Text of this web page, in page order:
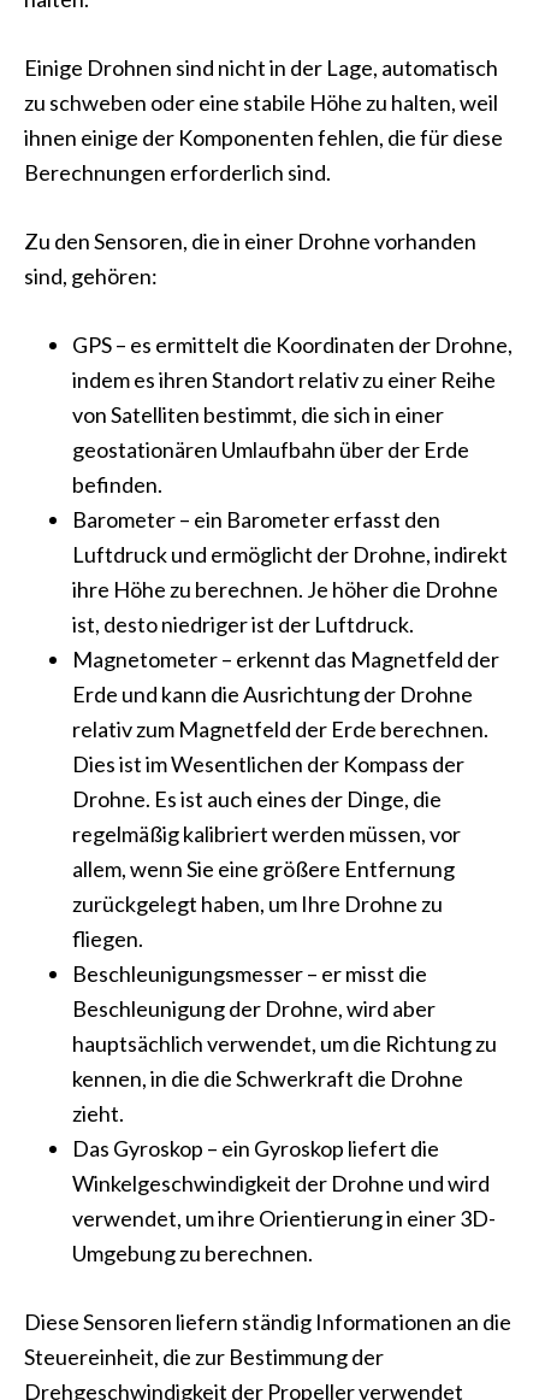
Einige Drohnen sind nicht in der Lage, automatisch
zu schweben oder eine stabile Höhe zu halten, weil
ihnen einige der Komponenten fehlen, die für diese
Berechnungen erforderlich sind.
Zu den Sensoren, die in einer Drohne vorhanden
sind, gehören:
GPS – es ermittelt die Koordinaten der Drohne,
indem es ihren Standort relativ zu einer Reihe
von Satelliten bestimmt, die sich in einer
geostationären Umlaufbahn über der Erde
befinden.
Barometer – ein Barometer erfasst den
Luftdruck und ermöglicht der Drohne, indirekt
ihre Höhe zu berechnen. Je höher die Drohne
ist, desto niedriger ist der Luftdruck.
Magnetometer – erkennt das Magnetfeld der
Erde und kann die Ausrichtung der Drohne
relativ zum Magnetfeld der Erde berechnen.
Dies ist im Wesentlichen der Kompass der
Drohne. Es ist auch eines der Dinge, die
regelmäßig kalibriert werden müssen, vor
allem, wenn Sie eine größere Entfernung
zurückgelegt haben, um Ihre Drohne zu
fliegen.
Beschleunigungsmesser – er misst die
Beschleunigung der Drohne, wird aber
hauptsächlich verwendet, um die Richtung zu
kennen, in die die Schwerkraft die Drohne
zieht.
Das Gyroskop – ein Gyroskop liefert die
Winkelgeschwindigkeit der Drohne und wird
verwendet, um ihre Orientierung in einer 3D-
Umgebung zu berechnen.
Diese Sensoren liefern ständig Informationen an die
Steuereinheit, die zur Bestimmung der
Drehgeschwindigkeit der Propeller verwendet